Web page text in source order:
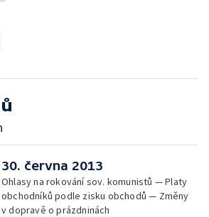
30. června 2013
Ohlasy na rokování sov. komunistů — Platy
obchodníků podle zisku obchodů — Změny
v dopravě o prázdninách